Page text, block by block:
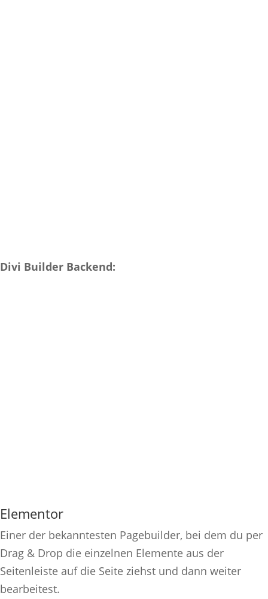
Divi Builder Backend:
Elementor
Einer der bekanntesten Pagebuilder, bei dem du per
Drag & Drop die einzelnen Elemente aus der
Seitenleiste auf die Seite ziehst und dann weiter
bearbeitest.